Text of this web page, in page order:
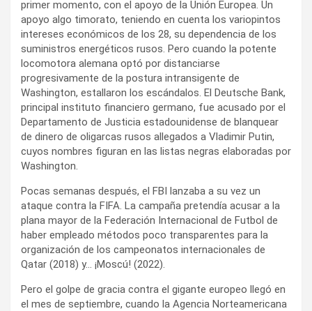
primer momento, con el apoyo de la Unión Europea. Un
apoyo algo timorato, teniendo en cuenta los variopintos
intereses económicos de los 28, su dependencia de los
suministros energéticos rusos. Pero cuando la potente
locomotora alemana optó por distanciarse
progresivamente de la postura intransigente de
Washington, estallaron los escándalos. El Deutsche Bank,
principal instituto financiero germano, fue acusado por el
Departamento de Justicia estadounidense de blanquear
de dinero de oligarcas rusos allegados a Vladimir Putin,
cuyos nombres figuran en las listas negras elaboradas por
Washington.
Pocas semanas después, el FBI lanzaba a su vez un
ataque contra la FIFA. La campaña pretendía acusar a la
plana mayor de la Federación Internacional de Futbol de
haber empleado métodos poco transparentes para la
organización de los campeonatos internacionales de
Qatar (2018) y… ¡Moscú! (2022).
Pero el golpe de gracia contra el gigante europeo llegó en
el mes de septiembre, cuando la Agencia Norteamericana